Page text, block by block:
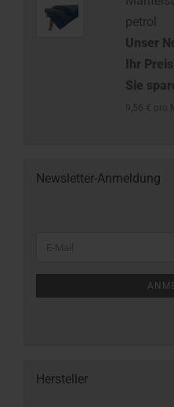
petrol
Unser
Ihr
Sie
Newsletter-Anmeldung
Hersteller